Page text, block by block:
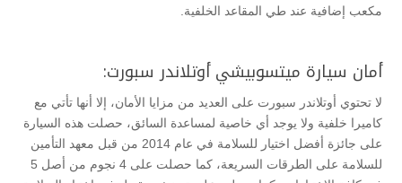
مكعب إضافية عند طي المقاعد الخلفية.
أمان سيارة ميتسوبيشي أوتلاندر سبورت:
لا تحتوي أوتلاندر سبورت على العديد من مزايا الأمان، إلا أنها تأتي مع
كاميرا خلفية ولا يوجد أي خاصية لمساعدة السائق، حصلت هذه السيارة
على جائزة أفضل اختيار للسلامة في عام 2014 من قبل معهد التأمين
للسلامة على الطرقات السريعة، كما حصلت على 4 نجوم من أصل 5